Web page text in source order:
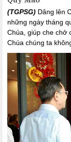
(TGPSG) Dâng lên
những ngày tháng
Chúa, giúp che chở
Chúa chúng ta